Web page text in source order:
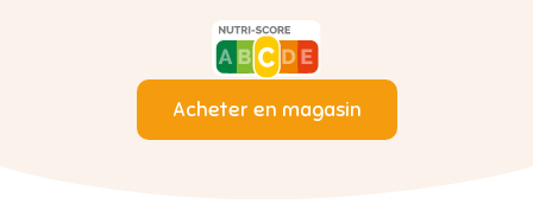
Acheter en magasin